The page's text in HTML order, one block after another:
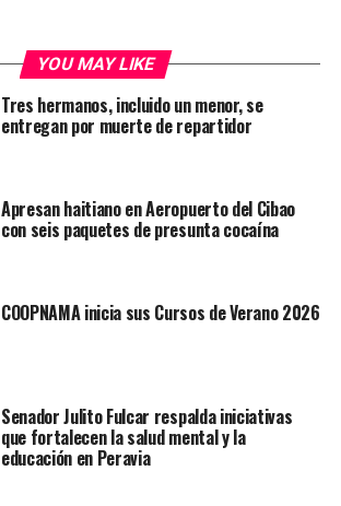
YOU MAY LIKE
Tres hermanos, incluido un menor, se
entregan por muerte de repartidor
Apresan haitiano en Aeropuerto del Cibao
con seis paquetes de presunta cocaína
COOPNAMA inicia sus Cursos de Verano 2026
Senador Julito Fulcar respalda iniciativas
que fortalecen la salud mental y la
educación en Peravia